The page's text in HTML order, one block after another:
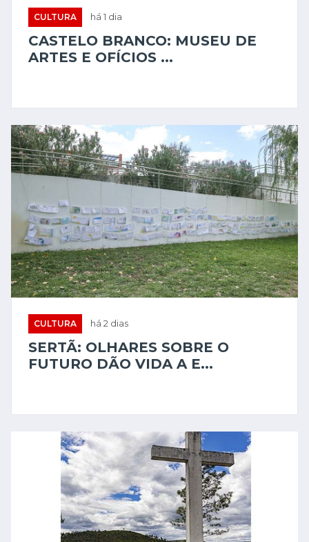
CULTURA há 1 dia
CASTELO BRANCO: MUSEU DE
ARTES E OFÍCIOS ...
CULTURA há 2 dias
SERTÃ: OLHARES SOBRE O
FUTURO DÃO VIDA A E...